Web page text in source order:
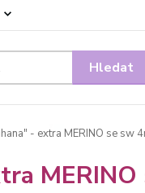
Hledat
- extra MERINO se sw